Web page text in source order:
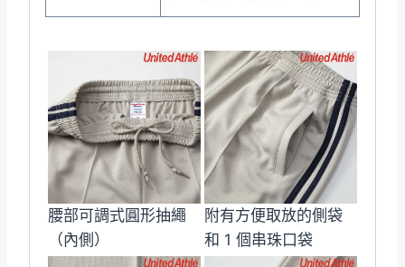
腰部可調式圓形抽繩
（內側）
附有方便取放的側袋
和 1 個串珠口袋